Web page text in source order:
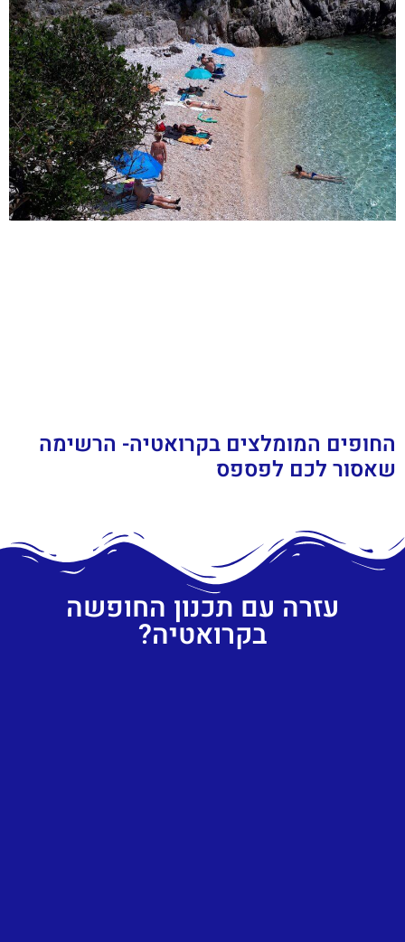
החופים המומלצים בקרואטיה- הרשימה
שאסור לכם לפספס
עזרה עם תכנון החופשה
בקרואטיה?